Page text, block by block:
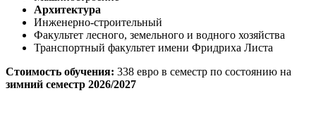
Архитектура
Инженерно-строительный
Факультет лесного, земельного и водного хозяйства
Транспортный факультет имени Фридриха Листа
Стоимость обучения: 338 евро в семестр по состоянию на
зимний семестр 2026/2027